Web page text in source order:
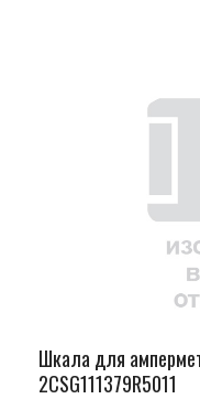
Шкала для
2CSG111379R5011